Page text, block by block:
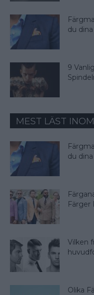
du
9
MEST LÄST
du
Färger
Vilken
Olika